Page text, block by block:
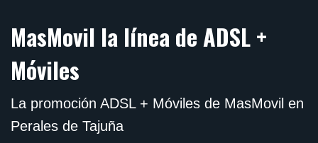
MasMovil la línea de ADSL +
Móviles
La promoción ADSL + Móviles de MasMovil en
Perales de Tajuña